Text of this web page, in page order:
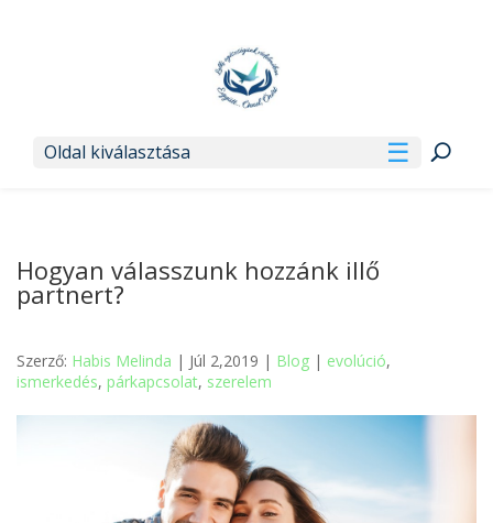
Oldal kiválasztása
Hogyan válasszunk hozzánk illő
partnert?
Szerző: Habis Melinda | Júl 2,2019 | Blog | evolúció,
ismerkedés, párkapcsolat, szerelem